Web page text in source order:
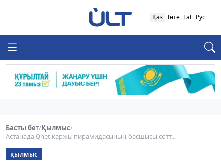
Қаз Төте Lat Рус
Басты бет/Қылмыс/
Астанада Qnet қаржы пирамидасының басшысы сотт...
ҚЫЛМЫС